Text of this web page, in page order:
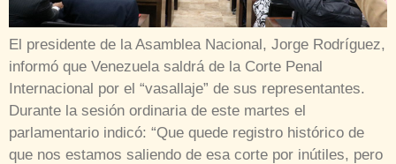
El presidente de la Asamblea Nacional, Jorge Rodríguez,
informó que Venezuela saldrá de la Corte Penal
Internacional por el “vasallaje” de sus representantes.
Durante la sesión ordinaria de este martes el
parlamentario indicó: “Que quede registro histórico de
que nos estamos saliendo de esa corte por inútiles, pero